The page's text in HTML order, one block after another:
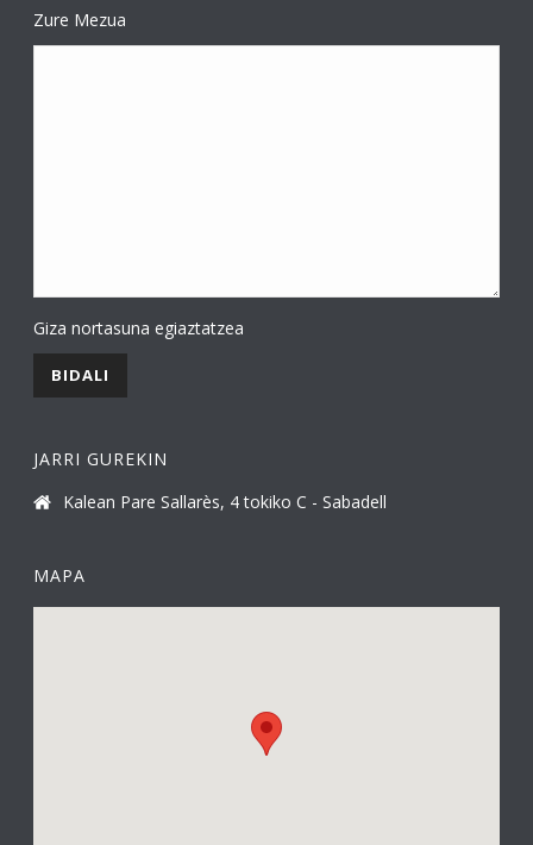
Zure Mezua
Giza nortasuna egiaztatzea
JARRI GUREKIN
Kalean Pare Sallarès, 4 tokiko C - Sabadell
MAPA